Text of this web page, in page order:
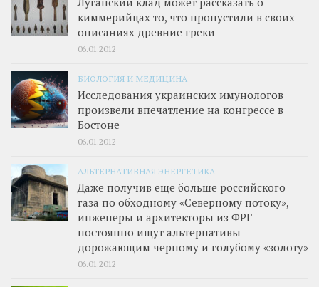
киммерийцах то, что пропустили в своих
описаниях древние греки
06.01.2012
БИОЛОГИЯ И МЕДИЦИНА
Исследования украинских имунологов
произвели впечатление на конгрессе в
Бостоне
06.01.2012
АЛЬТЕРНАТИВНАЯ ЭНЕРГЕТИКА
Даже получив еще больше российского
газа по обходному «Северному потоку»,
инженеры и архитекторы из ФРГ
постоянно ищут альтернативы
дорожающим черному и голубому «золоту»
06.01.2012